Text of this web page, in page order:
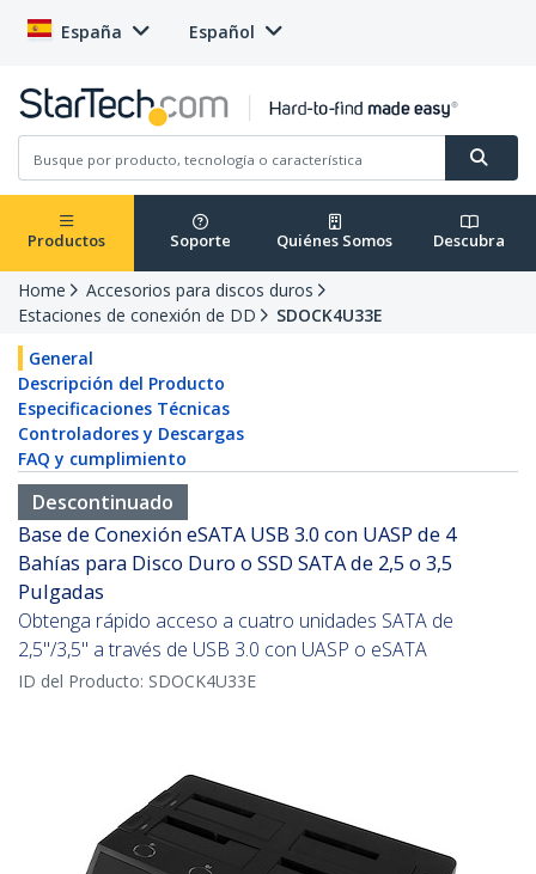
España Español
Productos Soporte Quiénes Somos Descubra
Home
Accesorios para discos duros
Estaciones de conexión de DD
SDOCK4U33E
General
Descripción del Producto
Especificaciones Técnicas
Controladores y Descargas
FAQ y cumplimiento
Descontinuado
Base de Conexión eSATA USB 3.0 con UASP de 4
Bahías para Disco Duro o SSD SATA de 2,5 o 3,5
Pulgadas
Obtenga rápido acceso a cuatro unidades SATA de
2,5"/3,5" a través de USB 3.0 con UASP o eSATA
ID del Producto: SDOCK4U33E